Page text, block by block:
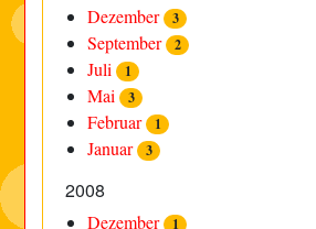
Dezember 3
September 2
Juli 1
Mai 3
Februar 1
Januar 3
2008
Dezember 1